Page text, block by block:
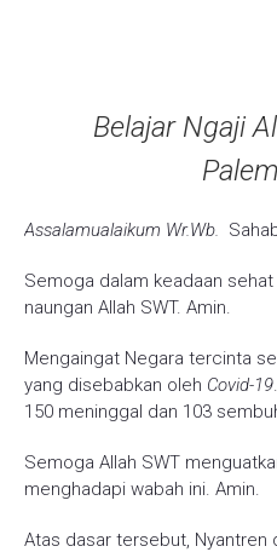
Belajar Ngaji
Assalamualaikum Wr.Wb.
Semoga dalam keadaan
naungan Allah SWT. Amin.
Mengaingat Negara tercinta
yang disebabkan oleh Covid-19
150 meninggal dan 103
Semoga Allah SWT
menghadapi wabah ini. Amin.
Atas dasar tersebut, Nyantren